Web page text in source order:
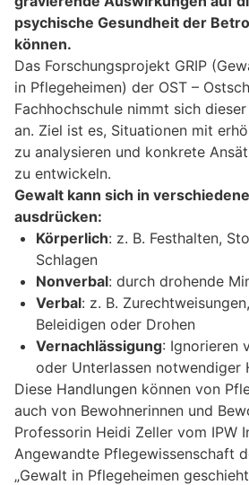
psychische Gesundheit der
können.
Das Forschungsprojekt GRIP
in Pflegeheimen) der OST –
Fachhochschule nimmt sich
an. Ziel ist es, Situationen mit
zu analysieren und konkrete
zu entwickeln.
Gewalt kann sich in
ausdrücken:
Körperlich: z. B. Festhalten,
Schlagen
Nonverbal: durch drohende
Verbal: z. B.
Beleidigen oder Drohen
Vernachlässigung: Ignorieren
oder Unterlassen notwendiger
Diese Handlungen können von
auch von Bewohnerinnen und
Professorin Heidi Zeller vom IPW
Angewandte Pflegewissenschaft
„Gewalt in Pflegeheimen